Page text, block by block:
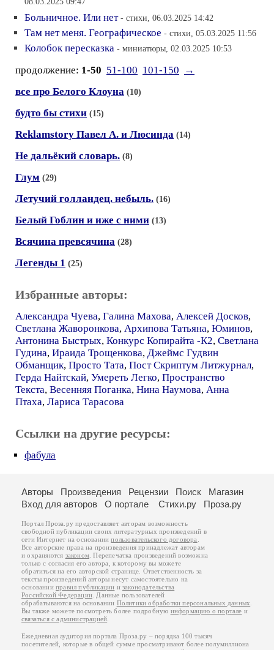
Больничное. Или нет - стихи, 06.03.2025 14:42
Там нет меня. Географическое - стихи, 05.03.2025 11:56
Колобок пересказка - миниатюры, 02.03.2025 10:53
продолжение: 1-50 51-100 101-150
→
все про Белого Клоуна (10)
будто бы стихи (15)
Reklamstory Павел А. и Люсинда (14)
Не дальёкий словарь. (8)
Глум (29)
Летучий голландец. небыль. (16)
Белый Гоблин и иже с ними (13)
Всячина превсячина (28)
Легенды 1 (25)
Избранные авторы:
Александра Чуева, Галина Махова, Алексей Досков,
Светлана Жаворонкова, Архипова Татьяна, Юминов,
Антонина Быстрых, Конкурс Копирайта -К2, Светлана
Гудина, Ираида Трощенкова, Джеймс Гудвин
Обманщик, Просто Тата, Пост Скриптум Литжурнал,
Герда Найтскай, Умереть Легко, Пространство
Текста, Весенняя Поганка, Нина Наумова, Анна
Птаха, Лариса Тарасова
Ссылки на другие ресурсы:
фабула
Авторы Произведения Рецензии Поиск
Магазин
Вход для авторов
О портале Стихи.ру Проза.ру
Портал Проза.ру предоставляет авторам возможность
свободной публикации своих литературных произведений в
сети Интернет на основаниипользовательского договора
Все авторские права на произведения принадлежат авторам
и охраняются законом . Перепечатка произведений возможна
только с согласия его автора, к которому вы можете
обратиться на его авторской странице. Ответственность за
тексты произведений авторы несут самостоятельно на
основанииправил публикации изаконодательства
Российской Федерации . Данные пользователей
обрабатываются на основании Политики обработки персональных данных
Вы также можете посмотреть более подробную информацию о портале и
связаться с администрацией
Ежедневная аудитория портала Проза.ру – порядка 100 тысяч
посетителей, которые в общей сумме просматривают более полумиллиона